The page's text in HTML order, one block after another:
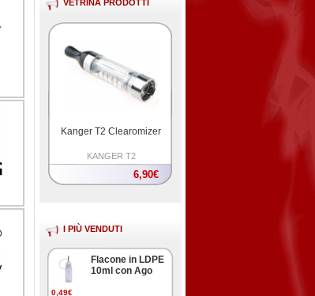
VETRINA PRODOTTI
SMOK Coil V8-X4
SMOK COIL V8-X4
4,90€
I PIÙ VENDUTI
0,49€
Flacone in LDPE
10ml con Ago